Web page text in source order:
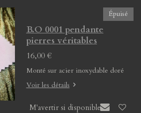
Épuisé
B.O 0001 pendante
pierres véritables
16,00 €
Monté sur acier inoxydable doré
Voir les détails
M'avertir si disponible